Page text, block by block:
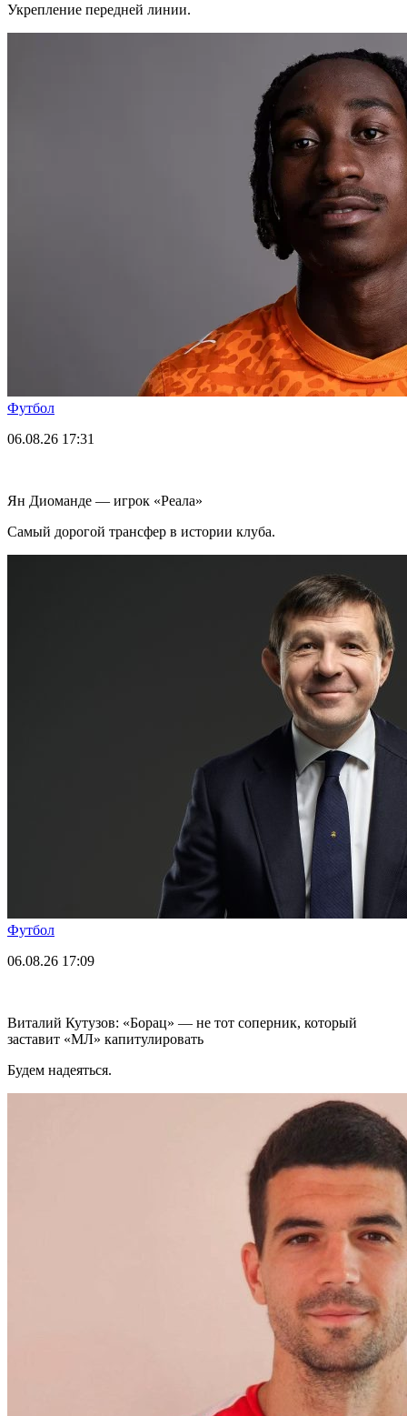
Укрепление передней линии.
Футбол
06.08.26 17:31
Ян Диоманде — игрок «Реала»
Самый дорогой трансфер в истории клуба.
Футбол
06.08.26 17:09
Виталий Кутузов: «Борац» — не тот соперник, который
заставит «МЛ» капитулировать
Будем надеяться.